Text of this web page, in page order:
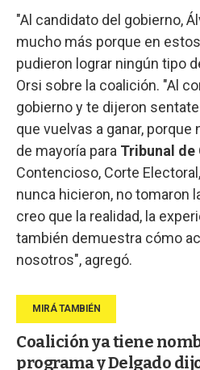
"Al candidato del gobierno,
mucho más porque en
pudieron lograr ningún tipo
Orsi sobre la coalición. "Al
gobierno y te dijeron
que vuelvas a ganar,
de mayoría para Tribunal de
Contencioso, Corte
nunca hicieron, no tomaron
creo que la realidad, la
también demuestra cómo
nosotros", agregó.
Coalición ya tiene
programa y Delgado